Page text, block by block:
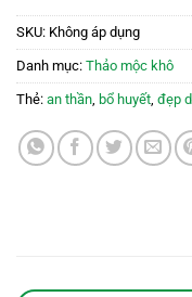
SKU: Không áp dụng
Danh mục: Thảo mộc khô
Thẻ: an thần bổ huyết đẹp